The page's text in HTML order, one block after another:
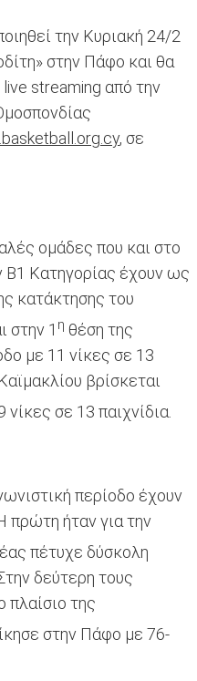
την Κυριακή 24/2
στην Πάφο και θα
streaming από την
, σε
ομάδες που και στο
Κατηγορίας έχουν ως
κατάκτησης του
στην 1 η θέση της
με 11 νίκες σε 13
βρίσκεται
σε 13 παιχνίδια.
περίοδο έχουν
πρώτη ήταν για την
πέτυχε δύσκολη
δεύτερη τους
πλαίσιο της
στην Πάφο με 76-